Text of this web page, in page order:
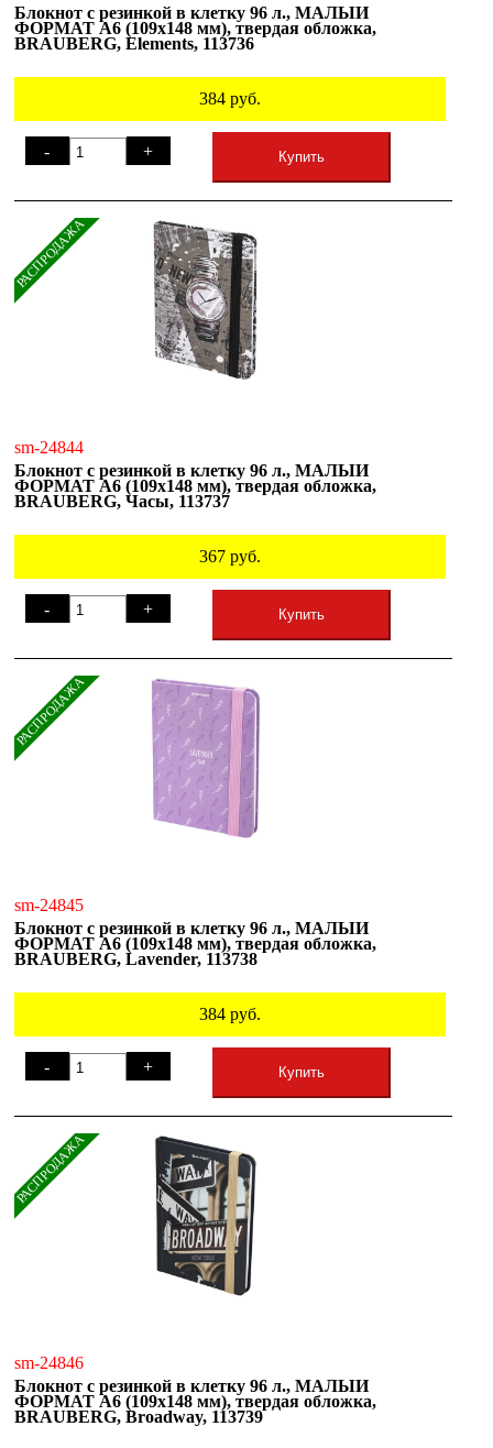
Блокнот с резинкой в клетку 96 л., МАЛЫЙ
ФОРМАТ А6 (109х148 мм), твердая обложка,
BRAUBERG, Elements, 113736
384 руб.
- + Купить
РАСПРОДАЖА
sm-24844
Блокнот с резинкой в клетку 96 л., МАЛЫЙ
ФОРМАТ А6 (109х148 мм), твердая обложка,
BRAUBERG, Часы, 113737
367 руб.
- + Купить
РАСПРОДАЖА
sm-24845
Блокнот с резинкой в клетку 96 л., МАЛЫЙ
ФОРМАТ А6 (109х148 мм), твердая обложка,
BRAUBERG, Lavender, 113738
384 руб.
- + Купить
РАСПРОДАЖА
sm-24846
Блокнот с резинкой в клетку 96 л., МАЛЫЙ
ФОРМАТ А6 (109х148 мм), твердая обложка,
BRAUBERG, Broadway, 113739